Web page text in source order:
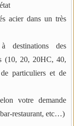
acier dans un très
destinations des
(10, 20, 20HC, 40,
particuliers et de
votre demande
restaurant, etc…)